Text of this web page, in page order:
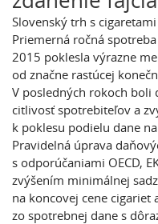
Slovenský trh s
Priemerná ročná
2015 poklesla výrazne
od značne rastúcej
V posledných rokoch boli
citlivosť spotrebiteľov a
k poklesu podielu dane
Pravidelná úprava
s odporúčaniami OECD,
zvýšením minimálnej
na koncovej cene cigariet
zo spotrebnej dane s